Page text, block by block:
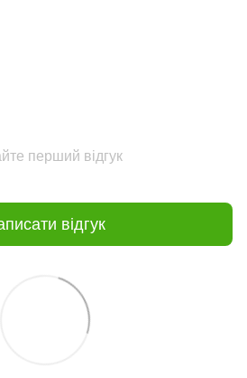
перший відгук
відгук